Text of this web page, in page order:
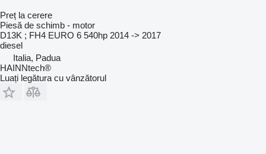
Preț la cerere
Piesă de schimb - motor
D13K ; FH4 EURO 6 540hp 2014 -> 2017
diesel
Italia, Padua
HAINNtech®
Luați legătura cu vânzătorul